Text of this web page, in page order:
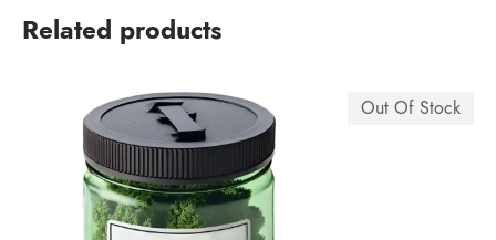
Related products
Out Of Stock